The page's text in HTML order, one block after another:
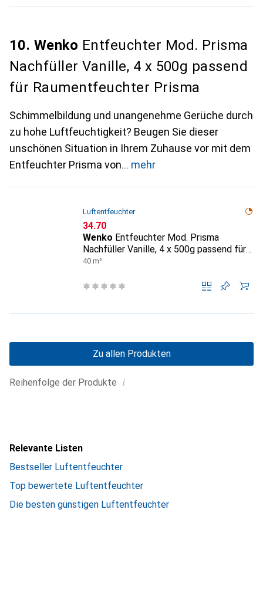
10. Wenko Entfeuchter Mod. Prisma
Nachfüller Vanille, 4 x 500g passend
für Raumentfeuchter Prisma
Schimmelbildung und unangenehme Gerüche durch
zu hohe Luftfeuchtigkeit? Beugen Sie dieser
unschönen Situation in Ihrem Zuhause vor mit dem
Entfeuchter Prisma von
mehr
Luftentfeuchter
CHF
34.70
Wenko Entfeuchter Mod. Prisma
Nachfüller Vanille, 4 x 500g passend für
Raumentfeuchter Prisma
40 m²
Reihenfolge der Produkte i
Zu allen Produkten
Relevante Listen
Bestseller Luftentfeuchter
Top bewertete Luftentfeuchter
Die besten günstigen Luftentfeuchter